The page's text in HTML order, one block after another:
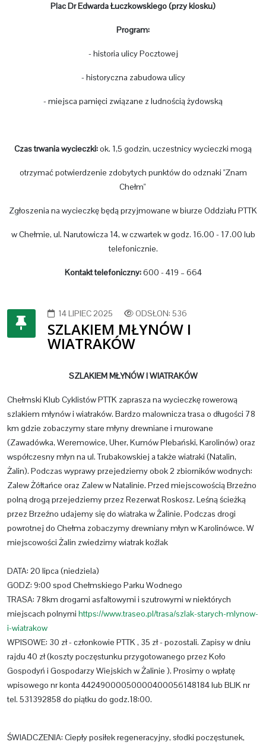
Plac Dr Edwarda Łuczkowskiego (przy kiosku)
Program:
- historia ulicy Pocztowej
- historyczna zabudowa ulicy
- miejsca pamięci związane z ludnością żydowską
Czas trwania wycieczki:ok. 1,5 godzin, uczestnicy wycieczki mogą
otrzymać potwierdzenie zdobytych punktów do odznaki "Znam
Chełm"
Zgłoszenia na wycieczkę będą przyjmowane w biurze Oddziału PTTK
w Chełmie, ul. Narutowicza 14, w czwartek w godz. 16.00 - 17.00 lub
telefonicznie.
Kontakt telefoniczny:600 - 419 – 664
14 LIPIEC 2025 ODSŁON: 536
SZLAKIEM MŁYNÓW I
WIATRAKÓW
SZLAKIEM MŁYNÓW I WIATRAKÓW
Chełmski Klub Cyklistów PTTK zaprasza na wycieczkę rowerową
szlakiem młynów i wiatraków. Bardzo malownicza trasa o długości 78
km gdzie zobaczymy stare młyny drewniane i murowane
(Zawadówka, Weremowice, Uher, Kumów Plebański, Karolinów) oraz
współczesny młyn na ul. Trubakowskiej a także wiatraki (Natalin,
Żalin). Podczas wyprawy przejedziemy obok 2 zbiorników wodnych:
Zalew Żółtańce oraz Zalew w Natalinie. Przed miejscowością Brzeźno
polną drogą przejedziemy przez Rezerwat Roskosz. Leśną ścieżką
przez Brzeźno udajemy się do wiatraka w Żalinie. Podczas drogi
powrotnej do Chełma zobaczymy drewniany młyn w Karolinówce. W
miejscowości Żalin zwiedzimy wiatrak koźlak
DATA: 20 lipca (niedziela)
GODZ: 9:00 spod Chełmskiego Parku Wodnego
TRASA: 78km drogami asfaltowymi i szutrowymi w niektórych
miejscach polnymi https://www.traseo.pl/trasa/szlak-starych-mlynow-
i-wiatrakow
WPISOWE: 30 zł - członkowie PTTK , 35 zł - pozostali. Zapisy w dniu
rajdu 40 zł (koszty poczęstunku przygotowanego przez Koło
Gospodyń i Gospodarzy Wiejskich w Żalinie ). Prosimy o wpłatę
wpisowego nr konta 44249000050000400056148184 lub BLIK nr
tel. 531392858 do piątku do godz.18:00.
ŚWIADCZENIA: Ciepły posiłek regeneracyjny, słodki poczęstunek,